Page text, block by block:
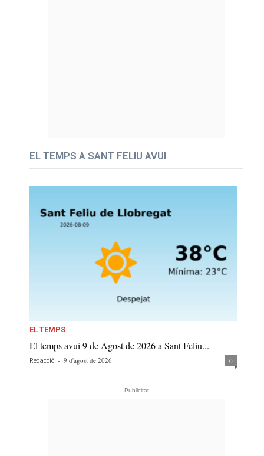
EL TEMPS A SANT FELIU AVUI
EL TEMPS
El temps avui 9 de Agost de 2026 a Sant Feliu...
Redacció - 9 d'agost de 2026 0
- Publicitat -